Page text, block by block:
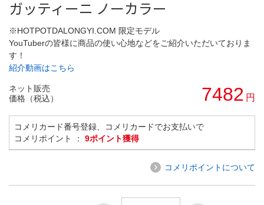
ガッティーニ ノーカラー
※HOTPOTDALONGYI.COM 限定モデル
YouTuberの皆様に商品の使い心地などをご紹介いただいておりま
す！
紹介動画はこちら
ネット販売
価格（税込）
7482 円
コメリカード番号登録、コメリカードでお支払いで
コメリポイント ： 9ポイント獲得
コメリポイントについて